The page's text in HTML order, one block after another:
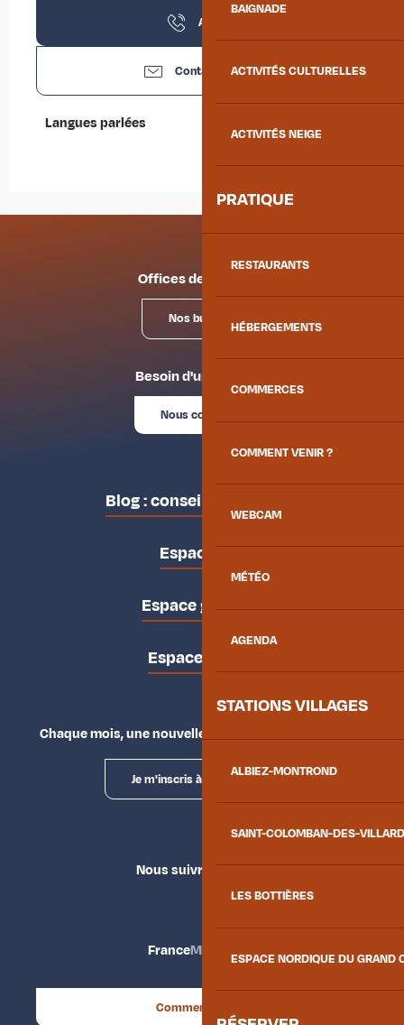
BAIGNADE
ACTIVITÉS CULTURELLES
ACTIVITÉS NEIGE
PRATIQUE
RESTAURANTS
HÉBERGEMENTS
COMMERCES
COMMENT VENIR ?
WEBCAM
MÉTÉO
AGENDA
STATIONS VILLAGES
ALBIEZ-MONTROND
SAINT-COLOMBAN-DES-
LES BOTTIÈRES
ESPACE NORDIQUE DU GRAND
Appeler
Contactez-nous
Langues parlées
Langues parlées
Offices de tourisme
Nos bureaux
Besoin d'un conseil ?
Nous contacter
Blog : conseils des locaux
Espace pro
Espace groupes
Espace presse
Chaque mois, une nouvelle façon d'explorer la vallée.
Je m'inscris à la newsletter
Nous suivre
FranceMaurienne
Comment venir ?